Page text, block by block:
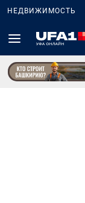
НЕДВИЖИМОСТЬ